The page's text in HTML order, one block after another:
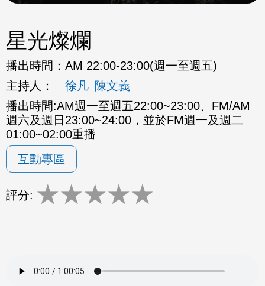
星光燦爛
播出時間： AM 22:00-23:00(週一至週五)
主持人：
徐凡 陳文義
播出時間:AM週一至週五22:00~23:00、FM/AM
週六及週日23:00~24:00，並於FM週一及週二
01:00~02:00重播
互動專區
評分: ★★★★★